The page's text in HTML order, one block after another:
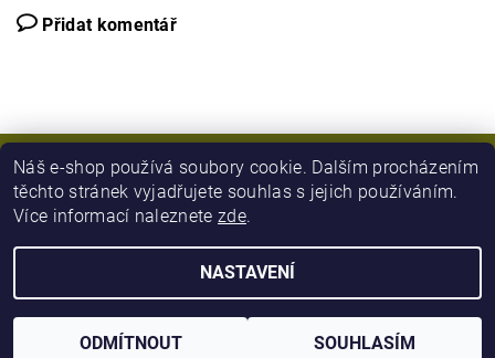
Přidat komentář
2026 © Army Zboží, všechna práva vyhrazena
Náš e-shop používá soubory cookie. Dalším procházením
těchto stránek vyjadřujete souhlas s jejich používáním.
Více informací naleznetezde.
NASTAVENÍ
ODMÍTNOUT SOUHLASÍM